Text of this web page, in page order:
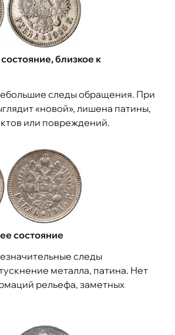
близкое к
следы обращения. При
«новой», лишена патины,
или повреждений.
состояние
следы
металла, патина. Нет
рельефа, заметных